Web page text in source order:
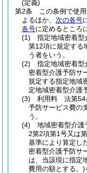
(定義)
第2条
この条例で使
よるほか、 次の各号
各号に定めるところ
(1)
指定地域密着
第12項に規定する
う者をいう。
(2)
指定地域密着型
密着型介護予防サ
規定する指定地域
定地域密着型介護
(3)
利用料 法第54
予防サービス費の
う。
(4)
地域密着型介
2第2項第1号又は
基準により算定し
密着型介護予防サ
は、当該現に指定
費用の額とする。)